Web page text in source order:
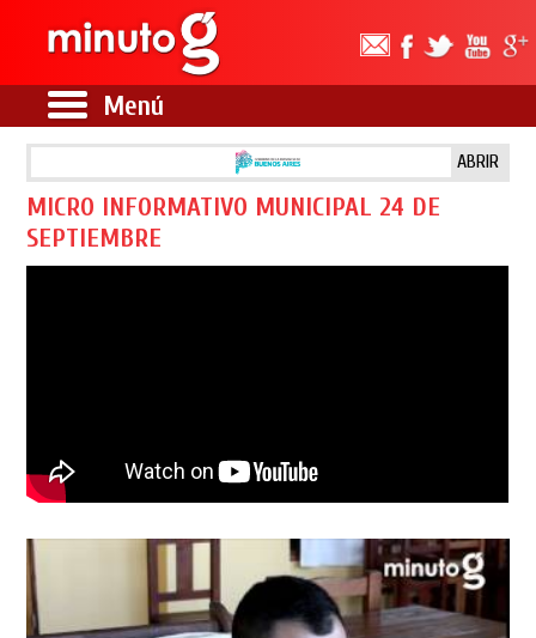
Menú
ABRIR
MICRO INFORMATIVO MUNICIPAL 24 DE
SEPTIEMBRE